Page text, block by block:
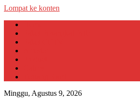
Lompat ke konten
Minggu, Agustus 9, 2026